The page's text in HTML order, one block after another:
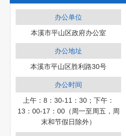
办公单位
本溪市平山区政府办公室
办公地址
本溪市平山区胜利路30号
办公时间
上午：8：30-11：30；下午：
13：00-17：00（周一至周五，周
末和节假日除外）